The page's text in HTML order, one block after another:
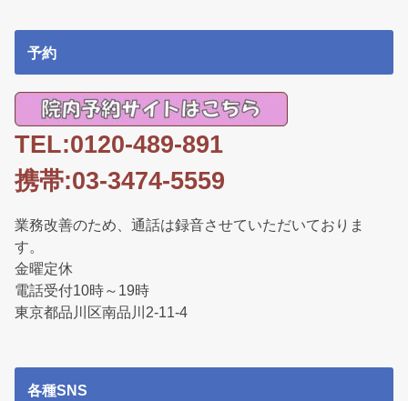
予約
TEL:0120-489-891
携帯:03-3474-5559
業務改善のため、通話は録音させていただいておりま
す。
金曜定休
電話受付10時～19時
東京都品川区南品川2-11-4
各種SNS